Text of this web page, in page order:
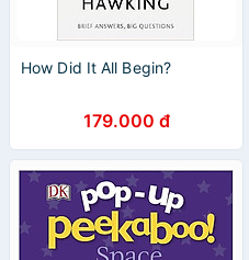
How Did It All Begin?
179.000 đ